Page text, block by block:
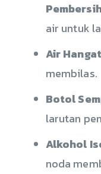
air untuk
Air
membilas.
Botol
larutan
Alkohol
noda